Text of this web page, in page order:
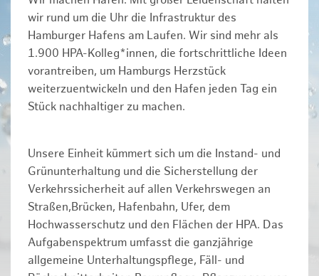
wir rund um die Uhr die Infrastruktur des
Hamburger Hafens am Laufen. Wir sind mehr als
1.900 HPA-Kolleg*innen, die fortschrittliche Ideen
vorantreiben, um Hamburgs Herzstück
weiterzuentwickeln und den Hafen jeden Tag ein
Stück nachhaltiger zu machen.
Unsere Einheit kümmert sich um die Instand- und
Grünunterhaltung und die Sicherstellung der
Verkehrssicherheit auf allen Verkehrswegen an
Straßen,Brücken, Hafenbahn, Ufer, dem
Hochwasserschutz und den Flächen der HPA. Das
Aufgabenspektrum umfasst die ganzjährige
allgemeine Unterhaltungspflege, Fäll- und